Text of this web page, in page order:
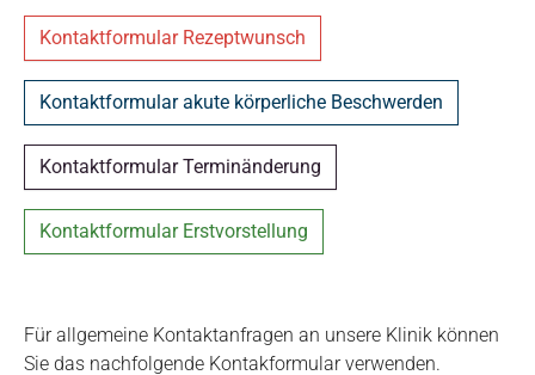
Kontaktformular Rezeptwunsch
Kontaktformular akute körperliche Beschwerden
Kontaktformular Terminänderung
Kontaktformular Erstvorstellung
Für allgemeine Kontaktanfragen an unsere Klinik können
Sie das nachfolgende Kontakformular verwenden.